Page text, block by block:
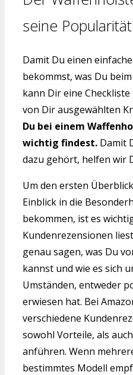
seine Popularität
Damit Du einen
bekommst, was Du
kann Dir eine
von Dir ausgewählten
Du bei einem
wichtig findest. Damit
dazu gehört, helfen wir
Um den ersten
Einblick in die
bekommen, ist es
Kundenrezensionen
genau sagen, was Du
kannst und wie es sich
Umständen, entweder
erwiesen hat. Bei
verschiedene
sowohl Vorteile, als
anführen. Wenn
bestimmtes Modell